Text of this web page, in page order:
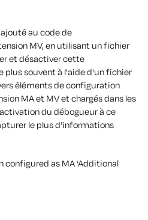
au code de
MV, en utilisant un fichier
et désactiver cette
plus souvent à l'aide d'un fichier
éléments de configuration
MA et MV et chargés dans les
du débogueur à ce
le plus d'informations
configured as MA ‘Additional